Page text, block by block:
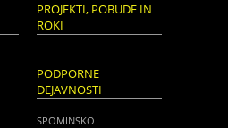
PROJEKTI, POBUDE IN
ROKI
PODPORNE
DEJAVNOSTI
SPOMINSKO